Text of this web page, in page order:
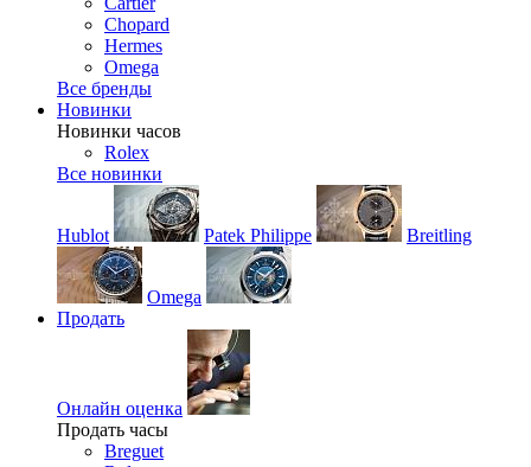
Chopard
Hermes
Omega
Все бренды
Новинки
Новинки часов
Rolex
Все новинки
Hublot Patek Philippe Breitling
Omega
Продать
Онлайн оценка
Продать часы
Breguet